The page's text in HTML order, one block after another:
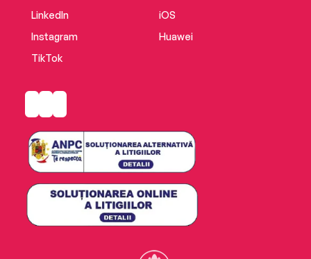
LinkedIn
Instagram
TikTok
iOS
Huawei